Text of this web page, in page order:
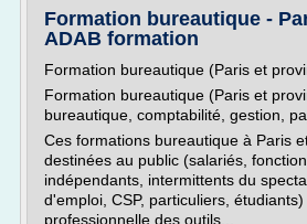
Formation bureautique -
ADAB formation
Formation bureautique (Paris et
Formation bureautique (Paris et
bureautique, comptabilité, gestion,
Ces formations bureautique à Paris
destinées au public (salariés,
indépendants, intermittents du
d'emploi, CSP, particuliers,
professionnelle des outils...